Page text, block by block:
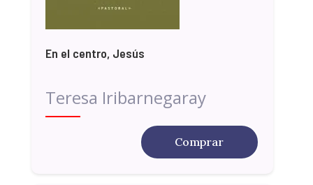
En el centro, Jesús
Teresa Iribarnegaray
Comprar